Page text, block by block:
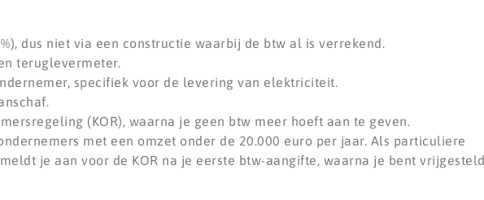
dus niet via een constructie waarbij de btw al is verrekend.
teruglevermeter.
specifiek voor de levering van elektriciteit.
(KOR), waarna je geen btw meer hoeft aan te geven.
met een omzet onder de 20.000 euro per jaar. Als particuliere
je aan voor de KOR na je eerste btw-aangifte, waarna je bent vrijgesteld